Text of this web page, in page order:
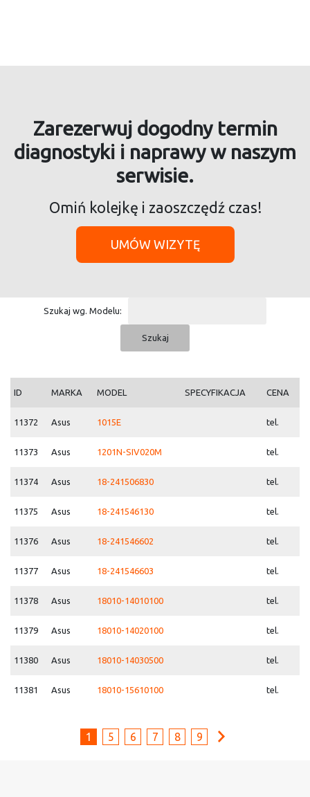
Zarezerwuj dogodny termin
diagnostyki i naprawy w naszym
serwisie.
Omiń kolejkę i zaoszczędź czas!
UMÓW WIZYTĘ
Szukaj wg. Modelu:
ID MARKA MODEL SPECYFIKACJA CENA
11372 Asus 1015E tel.
11373 Asus 1201N-SIV020M tel.
11374 Asus 18-241506830 tel.
11375 Asus 18-241546130 tel.
11376 Asus 18-241546602 tel.
11377 Asus 18-241546603 tel.
11378 Asus 18010-14010100 tel.
11379 Asus 18010-14020100 tel.
11380 Asus 18010-14030500 tel.
11381 Asus 18010-15610100 tel.
1 5 6 7 8 9